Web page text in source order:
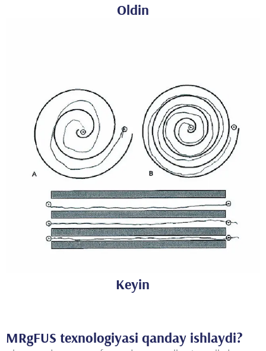
Oldin
Keyin
MRgFUS texnologiyasi qanday ishlaydi?